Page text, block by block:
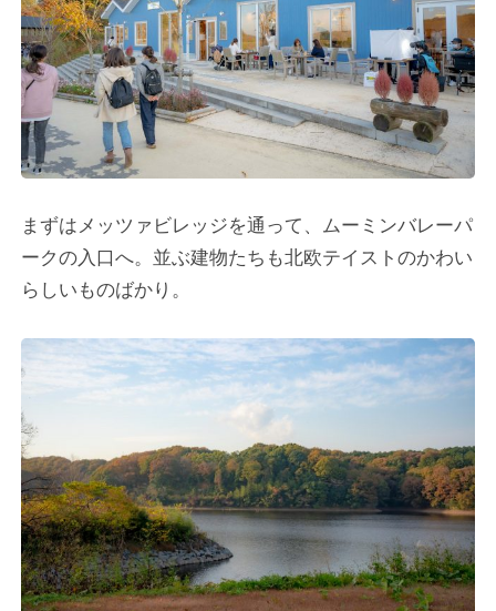
まずはメッツァビレッジを通って、ムーミンバレーパ
ークの入口へ。並ぶ建物たちも北欧テイストのかわい
らしいものばかり。